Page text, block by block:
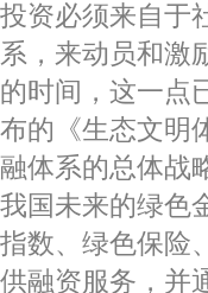
投资必须来自于
系，来动员和激
的时间，这一点
布的《生态文明
融体系的总体战
我国未来的绿色
指数、绿色保险
供融资服务，并